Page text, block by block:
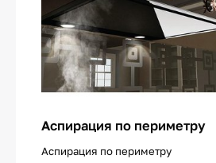
Аспирация по периметру
Аспирация по периметру